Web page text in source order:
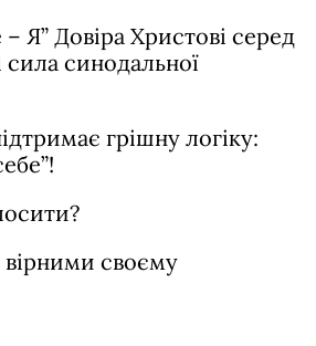
Я” Довіра Христові серед
сила синодальної
грішну логіку:
своєму